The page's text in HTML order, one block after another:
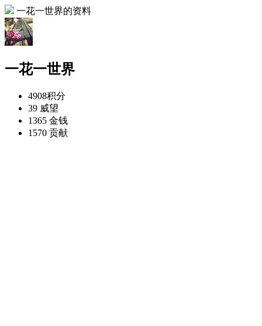
一花一世界的资料
一花一世界
4908积分
39 威望
1365 金钱
1570 贡献